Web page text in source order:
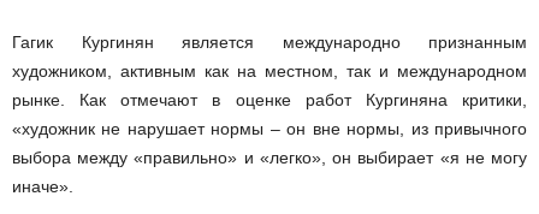
Гагик Кургинян является международно признанным
художником, активным как на местном, так и международном
рынке. Как отмечают в оценке работ Кургиняна критики,
«художник не нарушает нормы – он вне нормы, из привычного
выбора между «правильно» и «легко», он выбирает «я не могу
иначе».